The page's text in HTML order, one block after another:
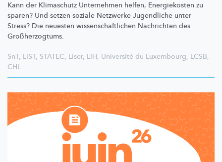
Kann der Klimaschutz Unternehmen helfen, Energiekosten zu
sparen? Und setzen soziale Netzwerke Jugendliche unter
Stress? Die neuesten wissenschaftlichen Nachrichten des
Großherzogtums.
SnT, LIST, STATEC, Liser, LIH, Université du Luxembourg, LCSB,
CHL